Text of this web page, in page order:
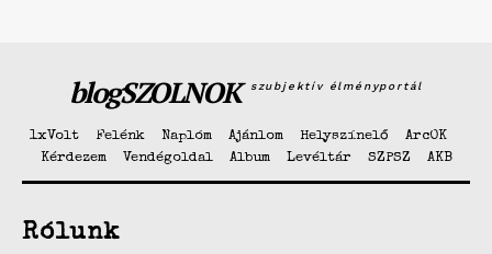
blogSZOLNOK szubjektív élményportál
1xVolt Felénk Naplóm Ajánlom Helyszínelő
ArcOK
Kérdezem
Vendégoldal Album Levéltár SZPSZ AKB
Rólunk